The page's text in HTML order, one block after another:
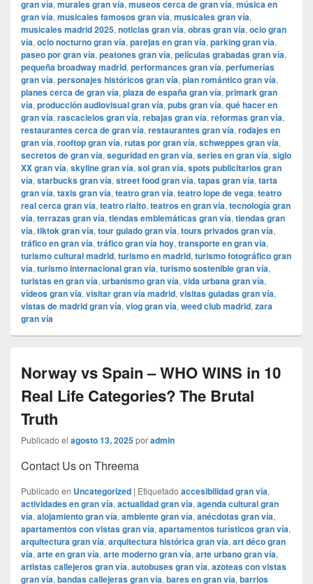
gran vía, murales gran vía, museos cerca de gran vía, música en
gran vía, musicales famosos gran vía, musicales gran vía,
musicales madrid 2025, noticias gran vía, obras gran vía, ocio gran
vía, ocio nocturno gran vía, parejas en gran vía, parking gran vía,
paseo por gran vía, peatones gran vía, películas grabadas gran vía,
pequeña broadway madrid, performances gran vía, perfumerías
gran vía, personajes históricos gran vía, plan romántico gran vía,
planes cerca de gran vía, plaza de españa gran vía, primark gran
vía, producción audiovisual gran vía, pubs gran vía, qué hacer en
gran vía, rascacielos gran vía, rebajas gran vía, reformas gran vía,
restaurantes cerca de gran vía, restaurantes gran vía, rodajes en
gran vía, rooftop gran vía, rutas por gran vía, schweppes gran vía,
secretos de gran vía, seguridad en gran vía, series en gran vía, siglo
XX gran vía, skyline gran vía, sol gran vía, spots publicitarios gran
vía, starbucks gran vía, street food gran vía, tapas gran vía, tarta
gran vía, taxis gran vía, teatro gran vía, teatro lope de vega, teatro
real cerca gran vía, teatro rialto, teatros en gran vía, tecnología gran
vía, terrazas gran vía, tiendas emblemáticas gran vía, tiendas gran
vía, tiktok gran vía, tour guiado gran vía, tours privados gran vía,
tráfico en gran vía, tráfico gran vía hoy, transporte en gran vía,
turismo cultural madrid, turismo en madrid, turismo fotográfico gran
vía, turismo internacional gran vía, turismo sostenible gran vía,
turistas en gran vía, urbanismo gran vía, vida urbana gran vía,
vídeos gran vía, visitar gran vía madrid, visitas guiadas gran vía,
vistas de madrid gran vía, vlog gran vía, weed club madrid, zara
gran vía
Norway vs Spain – WHO WINS in 10
Real Life Categories? The Brutal
Truth
Publicado el agosto 13, 2025poradmin
Contact Us on Threema
Publicado en Uncategorized | Etiquetado accesibilidad gran vía,
actividades en gran vía, actualidad gran vía, agenda cultural gran
vía, alojamiento gran vía, ambiente gran vía, anécdotas gran vía,
apartamentos con vistas gran vía, apartamentos turísticos gran vía,
arquitectura gran vía, arquitectura histórica gran vía, art déco gran
vía, arte en gran vía, arte moderno gran vía, arte urbano gran vía,
artistas callejeros gran vía, autobuses gran vía, azoteas con vistas
gran vía, bandas callejeras gran vía, bares en gran vía, barrios